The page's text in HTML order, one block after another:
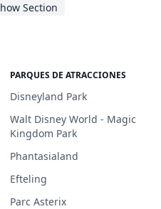
Section
PARQUES DE ATRACCIONES
Disneyland Park
Walt Disney World - Magic
Kingdom Park
Phantasialand
Efteling
Parc Asterix